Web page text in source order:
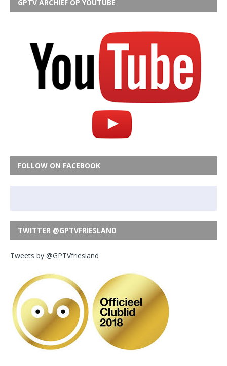
GPTV ARCHIEF OP YOUTUBE
FOLLOW ON FACEBOOK
TWITTER @GPTVFRIESLAND
Tweets by @GPTVfriesland